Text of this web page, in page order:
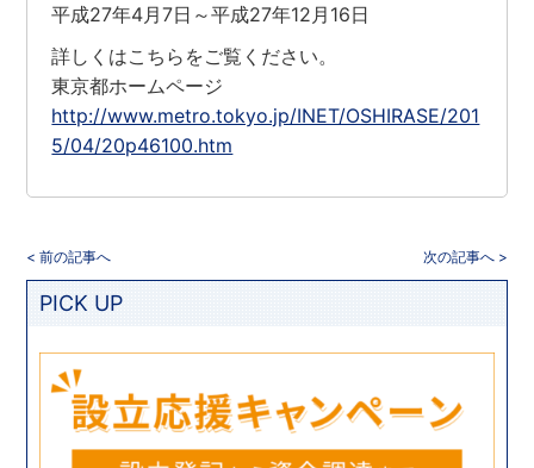
平成27年4月7日～平成27年12月16日
詳しくはこちらをご覧ください。
東京都ホームページ
http://www.metro.tokyo.jp/INET/OSHIRASE/201
5/04/20p46100.htm
< 前の記事へ 次の記事へ >
PICK UP